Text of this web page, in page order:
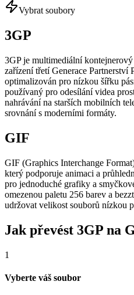
Vybrat soubory
3GP
3GP je multimediální
zařízení třetí Generace Partnerství
optimalizován pro nízkou šířku
používaný pro odesílání videa
nahrávání na starších mobilních
srovnání s moderními formáty.
GIF
GIF (Graphics Interchange
který podporuje animaci a
pro jednoduché grafiky a
omezenou paletu 256 barev a
udržovat velikost souborů nízkou
Jak převést 3GP na
1
Vyberte váš soubor